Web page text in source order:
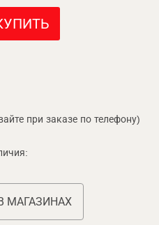
при заказе по телефону)
МАГАЗИНАХ